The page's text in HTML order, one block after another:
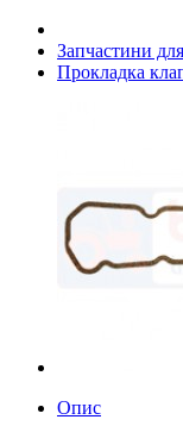
Запчастини
Прокладка
Опис